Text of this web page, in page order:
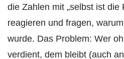
die Zahlen mit „selbst ist die
reagieren und fragen,
wurde. Das Problem: Wer
verdient, dem bleibt (auch